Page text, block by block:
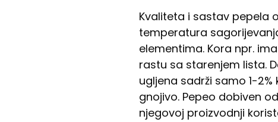
Kvaliteta i sastav pepela
temperatura
elementima. Kora npr.
rastu sa starenjem lista.
ugljena sadrži samo 1-
gnojivo. Pepeo dobiven
njegovoj proizvodnji